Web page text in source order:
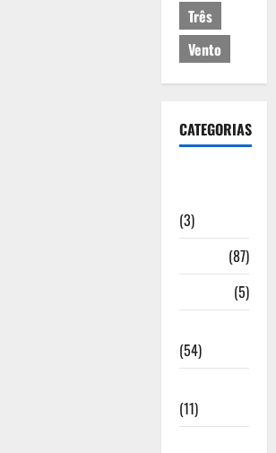
Três
Vento
CATEGORIAS
(3)
(87)
(5)
(54)
(11)